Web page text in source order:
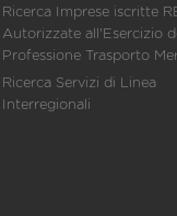
Ricerca Imprese iscritte
Autorizzate all'Esercizio
Professione Trasporto
Ricerca Servizi di Linea
Interregionali